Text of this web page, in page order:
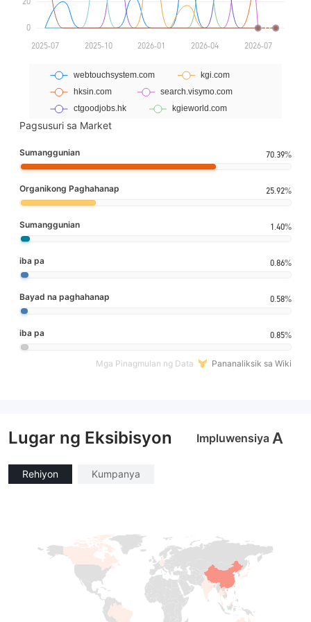
Pagsusuri sa Market
Sumanggunian 70.39%
Organikong Paghahanap 25.92%
Sumanggunian 1.40%
iba pa 0.86%
Bayad na paghahanap 0.58%
iba pa 0.85%
Mga Pinagmulan ng Data Pananaliksik sa Wiki
Lugar ng Eksibisyon Impluwensiya A
Rehiyon Kumpanya